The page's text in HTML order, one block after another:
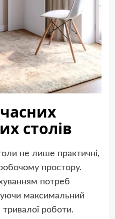
столів
не лише практичні,
простору.
потреб
максимальний
тривалої роботи.